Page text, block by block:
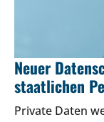
Neuer
staatlichen
Private Daten